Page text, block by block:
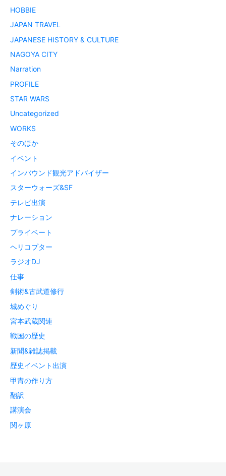
HOBBIE
JAPAN TRAVEL
JAPANESE HISTORY & CULTURE
NAGOYA CITY
Narration
PROFILE
STAR WARS
Uncategorized
WORKS
そのほか
イベント
インバウンド観光アドバイザー
スターウォーズ&SF
テレビ出演
ナレーション
プライベート
ヘリコプター
ラジオDJ
仕事
剣術&古武道修行
城めぐり
宮本武蔵関連
戦国の歴史
新聞&雑誌掲載
歴史イベント出演
甲冑の作り方
翻訳
講演会
関ヶ原